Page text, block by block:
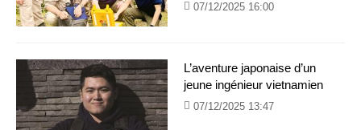
07/12/2025 16:00
L’aventure japonaise d’un
jeune ingénieur vietnamien
07/12/2025 13:47